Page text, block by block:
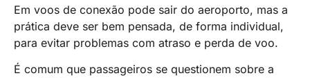
Em voos de conexão pode sair do aeroporto, mas a
prática deve ser bem pensada, de forma individual,
para evitar problemas com atraso e perda de voo.
É comum que passageiros se questionem sobre a